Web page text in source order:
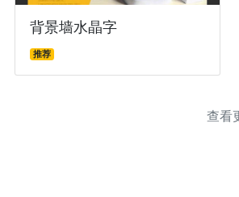
背景墙水晶字
推荐
查看